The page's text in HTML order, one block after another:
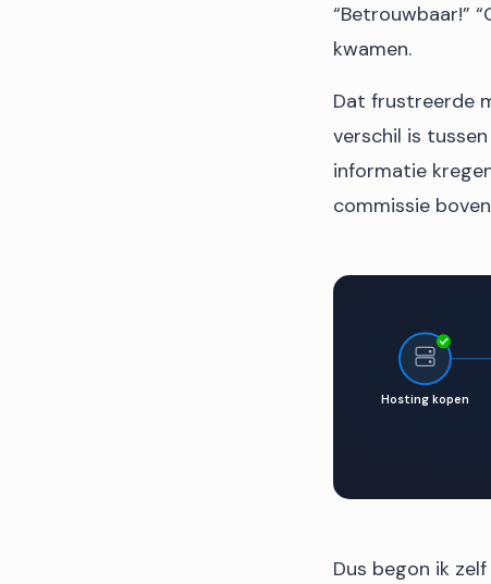
“Betrouwbaar!”
kwamen.
Dat frustreerde
verschil is
informatie
commissie
Hosting kopen
Dus begon ik